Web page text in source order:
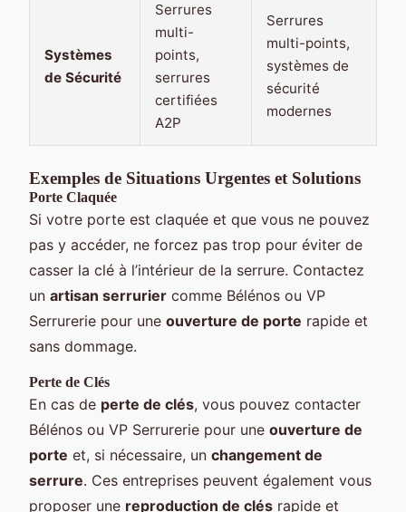
Systèmes
de Sécurité
Serrures
multi-
points,
serrures
certifiées
A2P
Serrures
multi-points,
systèmes de
sécurité
modernes
Exemples de Situations Urgentes et Solutions
Porte Claquée
Si votre porte est claquée et que vous ne pouvez
pas y accéder, ne forcez pas trop pour éviter de
casser la clé à l’intérieur de la serrure. Contactez
un artisan serrurier comme Bélénos ou VP
Serrurerie pour une ouverture de porte rapide et
sans dommage.
Perte de Clés
En cas de perte de clés, vous pouvez contacter
Bélénos ou VP Serrurerie pour une ouverture de
porte et, si nécessaire, un changement de
serrure. Ces entreprises peuvent également vous
proposer une reproduction de clés rapide et